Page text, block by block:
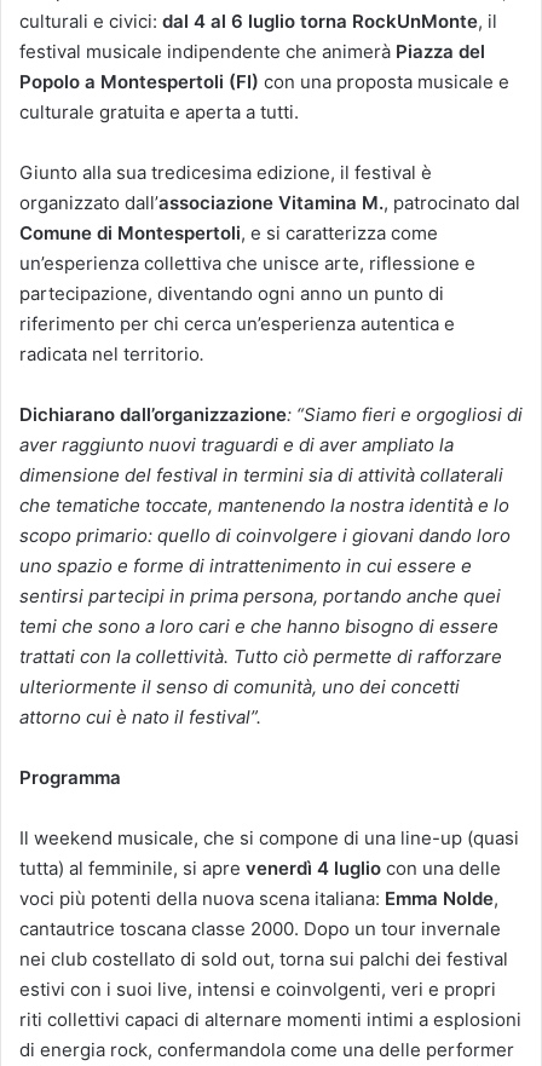
culturali e civici: dal 4 al 6 luglio torna RockUnMonte, il
festival musicale indipendente che animerà Piazza del
Popolo a Montespertoli (FI) con una proposta musicale e
culturale gratuita e aperta a tutti.
Giunto alla sua tredicesima edizione, il festival è
organizzato dall’associazione Vitamina M., patrocinato dal
Comune di Montespertoli, e si caratterizza come
un’esperienza collettiva che unisce arte, riflessione e
partecipazione, diventando ogni anno un punto di
riferimento per chi cerca un’esperienza autentica e
radicata nel territorio.
Dichiarano dall’organizzazione: “Siamo fieri e orgogliosi di
aver raggiunto nuovi traguardi e di aver ampliato la
dimensione del festival in termini sia di attività collaterali
che tematiche toccate, mantenendo la nostra identità e lo
scopo primario: quello di coinvolgere i giovani dando loro
uno spazio e forme di intrattenimento in cui essere e
sentirsi partecipi in prima persona, portando anche quei
temi che sono a loro cari e che hanno bisogno di essere
trattati con la collettività. Tutto ciò permette di rafforzare
ulteriormente il senso di comunità, uno dei concetti
attorno cui è nato il festival”.
Programma
Il weekend musicale, che si compone di una line-up (quasi
tutta) al femminile, si apre venerdì 4 luglio con una delle
voci più potenti della nuova scena italiana: Emma Nolde,
cantautrice toscana classe 2000. Dopo un tour invernale
nei club costellato di sold out, torna sui palchi dei festival
estivi con i suoi live, intensi e coinvolgenti, veri e propri
riti collettivi capaci di alternare momenti intimi a esplosioni
di energia rock, confermandola come una delle performer